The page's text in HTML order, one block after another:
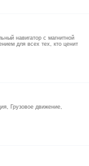
навигатор с магнитной
для всех тех, кто ценит
Грузовое движение,